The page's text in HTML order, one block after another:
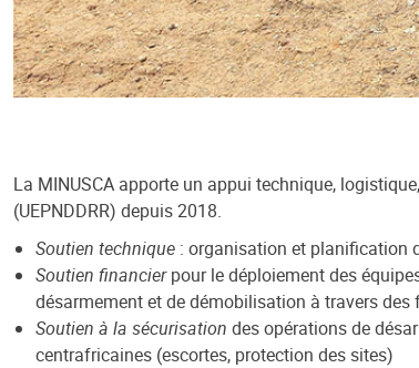
La MINUSCA apporte un appui technique,
(UEPNDDRR) depuis 2018.
Soutien technique : organisation et planification
Soutien financierpour le déploiement des
désarmement et de démobilisation à travers des
Soutien à la sécurisation des opérations de
centrafricaines (escortes, protection des sites)